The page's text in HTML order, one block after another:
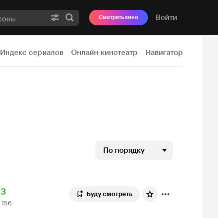
Смотреть кино Войти
Индекс сериалов Онлайн-кинотеатр Навигатор
По порядку
Буду смотреть